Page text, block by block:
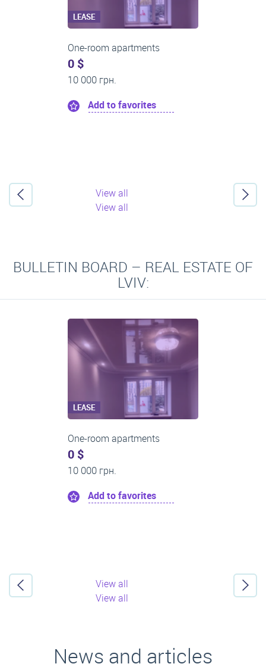
LEASE
One-room apartments
0 $
11 200 грн.
Add to favorites
View all
View all
BULLETIN BOARD – REAL ESTATE OF
LVIV:
LEASE
Two-room apartments
16 000 грн.
Add to favorites
View all
View all
News and articles